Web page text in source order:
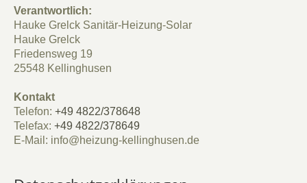
Verantwortlich:
Hauke Grelck Sanitär-Heizung-Solar
Hauke Grelck
Friedensweg 19
25548 Kellinghusen
Kontakt
Telefon: +49 4822/378648
Telefax: +49 4822/378649
E-Mail: info@heizung-kellinghusen.de